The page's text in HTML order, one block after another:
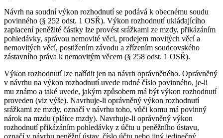
Návrh na soudní výkon rozhodnutí se podává k obecnému soudu
povinného (§ 252 odst. 1 OSŘ). Výkon rozhodnutí ukládajícího
zaplacení peněžité částky lze provést srážkami ze mzdy, přikázáním
pohledávky, správou nemovité věci, prodejem movitých věcí a
nemovitých věcí, postižením závodu a zřízením soudcovského
zástavního práva k nemovitým věcem (§ 258 odst. 1 OSŘ).
Výkon rozhodnutí lze nařídit jen na návrh oprávněného. Oprávněný
v návrhu na výkon rozhodnutí uvede rodné číslo povinného, je-li
mu známo a také uvede, jakým způsobem má být výkon rozhodnutí
proveden (viz výše). Navrhuje-li oprávněný výkon rozhodnutí
srážkami ze mzdy, označí v návrhu toho, vůči komu má povinný
nárok na mzdu (plátce mzdy). Navrhuje-li oprávněný výkon
rozhodnutí přikázáním pohledávky z účtu u peněžního ústavu,